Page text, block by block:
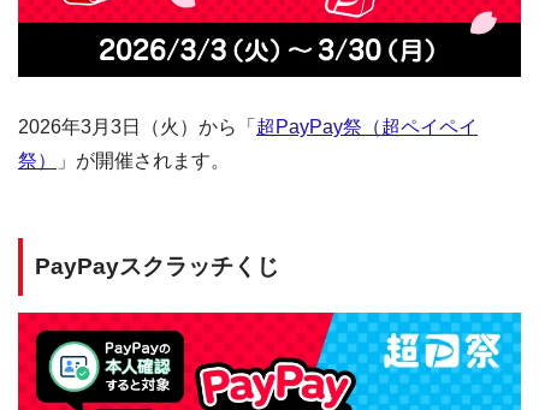
2026年3月3日（火）から「 超PayPay祭（超ペイペイ
祭）
」が開催されます。
PayPayスクラッチくじ